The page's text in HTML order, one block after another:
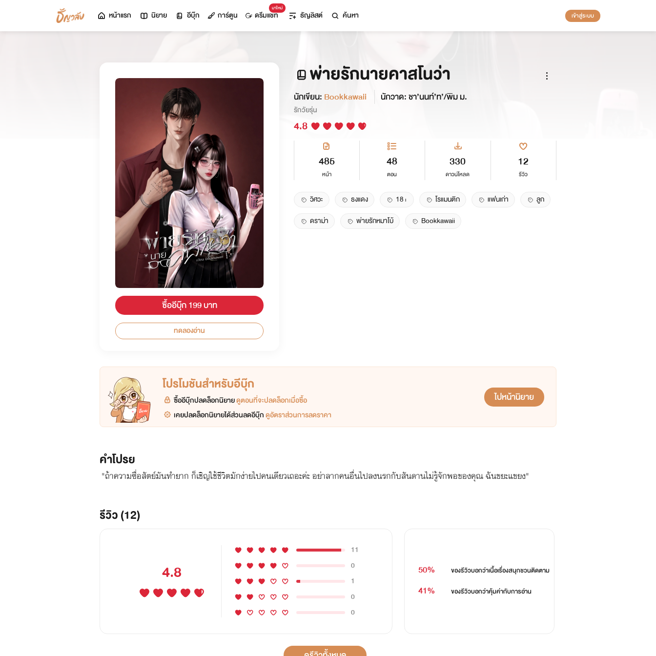
หน้าแรก นิยาย อีบุ๊ก การ์ตูน
มาใหม่
ดรีมแชท ธัญลิสต์ ค้นหา เข้าสู่ระบบ
ซื้ออีบุ๊ก 199 บาท
ทดลองอ่าน
พ่ายรักนายคาสโนว่า
นักเขียน: Bookkawaii นักวาด: ชา’นนท์’ท’/พิม ม.
รักวัยรุ่น
4.8
485
หน้า
48
ตอน
330
ดาวน์โหลด
12
รีวิว
วิศวะ ธงแดง 18+ โรแมนติก แฟนเก่า
ลูก
ดราม่า
พ่ายรักหมาโบ้ Bookkawaii
โปรโมชันสำหรับอีบุ๊ก
ซื้ออีบุ๊กปลดล็อกนิยายดูตอนที่จะปลดล็อกเมื่อซื้อ
เคยปลดล็อกนิยายได้ส่วนลดอีบุ๊กดูอัตราส่วนการลดราคา
ไปหน้านิยาย
คำโปรย
"ถ้าความซื่อสัตย์มันทำยาก ก็เชิญใช้ชีวิตมักง่ายไปคนเดียวเถอะค่ะ อย่าลากคนอื่นไปลงนรกกับสันดานไม่รู้จักพอของคุณ ฉันขยะแขยง"
รีวิว (12)
4.8
11
0
1
0
0
50% ของรีวิวบอกว่าเนื้อเรื่องสนุกชวนติดตาม
41% ของรีวิวบอกว่าคุ้มค่ากับการอ่าน